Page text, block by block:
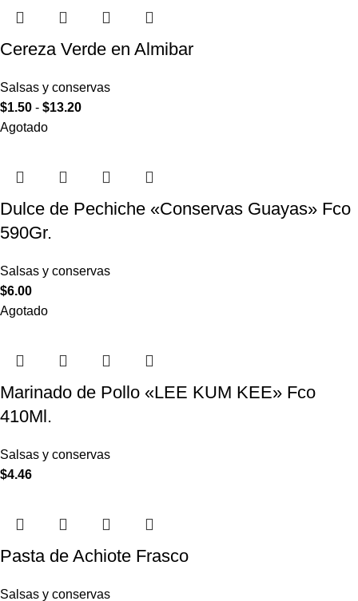
Cereza Verde en Almibar
Salsas y conservas
$1.50 - $13.20
Agotado
Dulce de Pechiche «Conservas Guayas» Fco
590Gr.
Salsas y conservas
$6.00
Agotado
Marinado de Pollo «LEE KUM KEE» Fco
410Ml.
Salsas y conservas
$4.46
Pasta de Achiote Frasco
Salsas y conservas